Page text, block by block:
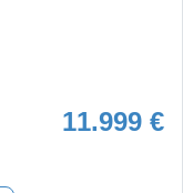
11.999 €